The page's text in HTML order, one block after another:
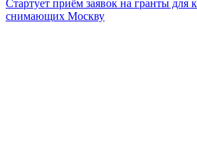
Стартует приём заявок на гранты для
снимающих Москву